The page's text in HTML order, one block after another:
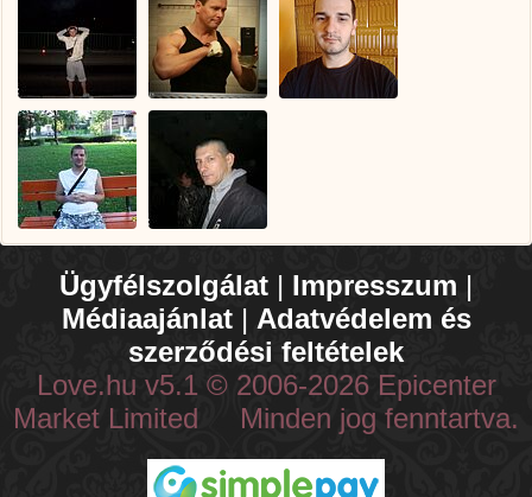
Ügyfélszolgálat | Impresszum |
Médiaajánlat| Adatvédelem és
szerződési feltételek
Love.hu v5.1 © 2006-2026 Epicenter
Market Limited Minden jog fenntartva.